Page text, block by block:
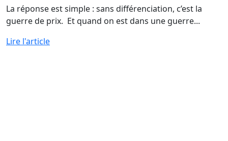
La réponse est simple : sans différenciation, c’est la
guerre de prix. Et quand on est dans une guerre...
Lire l'article